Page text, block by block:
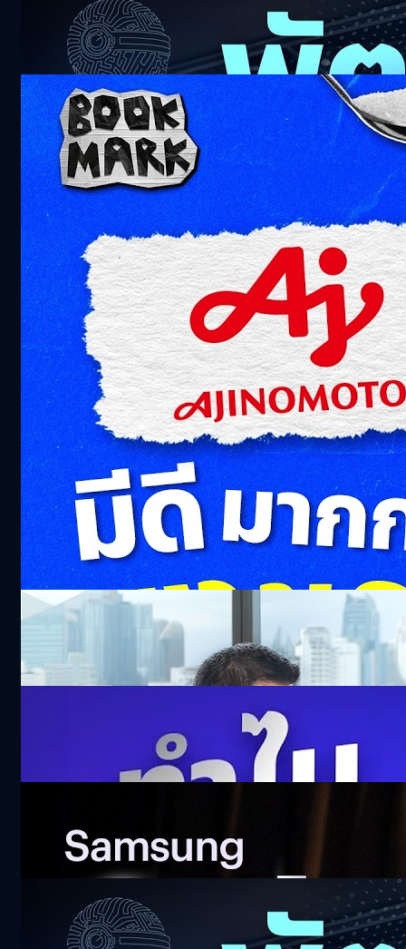
ALPHA 2026
20k views 19 days ago
Ajinomoto บริษัทผงชูรส สู่อุตสาหกรรมเทคฯ
ระดับโลก | Bookmark
3.7k views 5 months ago
BT Recommend
See All
ไทยพร้อม! จัดประชุม 2026 IMF-World Bank
Group Annual Meetings ชี้ชะตาเศรษฐกิจ
โลก-พลิกฟื้นเศรษฐกิจไทย
39k views 5 days ago
302.4k views 12 days ago
558.3k views 17 days ago
ไอเดียเด็ด Pitching โหดกับโจทย์สุดหิน ! True
ALPHA 2026